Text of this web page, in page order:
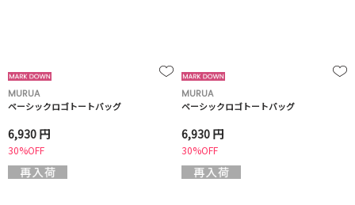
MURUA
ベーシックロゴトートバッグ
6,930 円
30%OFF
MURUA
ベーシックロゴトートバッグ
6,930 円
30%OFF